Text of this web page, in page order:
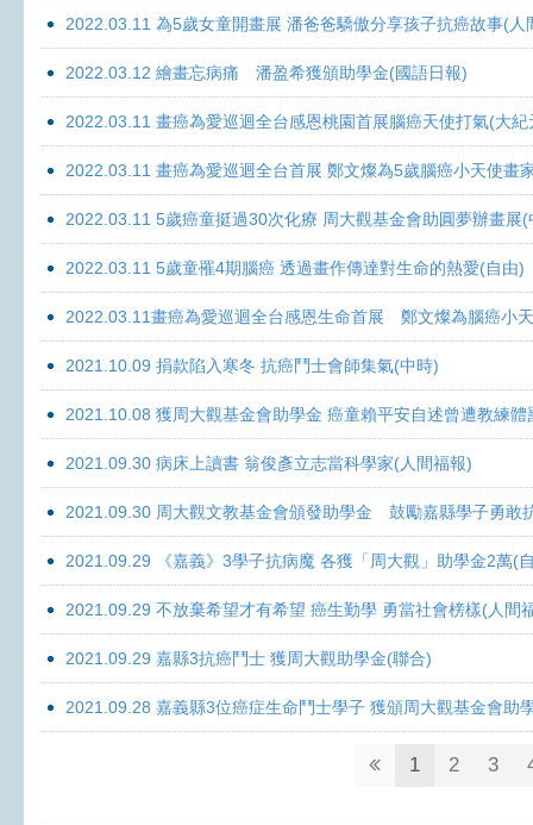
2022.03.11 為5歲女童開畫展 潘爸爸驕傲分享孩子抗癌故事(人
2022.03.12 繪畫忘病痛 潘盈希獲頒助學金(國語日報)
2022.03.11 畫癌為愛巡迴全台感恩桃園首展腦癌天使打氣(大紀
2022.03.11 畫癌為愛巡迴全台首展 鄭文燦為5歲腦癌小天使畫
2022.03.11 5歲癌童挺過30次化療 周大觀基金會助圓夢辦畫展
2022.03.11 5歲童罹4期腦癌 透過畫作傳達對生命的熱愛(自由)
2022.03.11畫癌為愛巡迴全台感恩生命首展 鄭文燦為腦癌小
2021.10.09 捐款陷入寒冬 抗癌鬥士會師集氣(中時)
2021.10.08 獲周大觀基金會助學金 癌童賴平安自述曾遭教練體
2021.09.30 病床上讀書 翁俊彥立志當科學家(人間福報)
2021.09.30 周大觀文教基金會頒發助學金 鼓勵嘉縣學子勇敢
2021.09.29 《嘉義》3學子抗病魔 各獲「周大觀」助學金2萬(
2021.09.29 不放棄希望才有希望 癌生勤學 勇當社會榜樣(人間
2021.09.29 嘉縣3抗癌鬥士 獲周大觀助學金(聯合)
2021.09.28 嘉義縣3位癌症生命鬥士學子 獲頒周大觀基金會助
1 2 3